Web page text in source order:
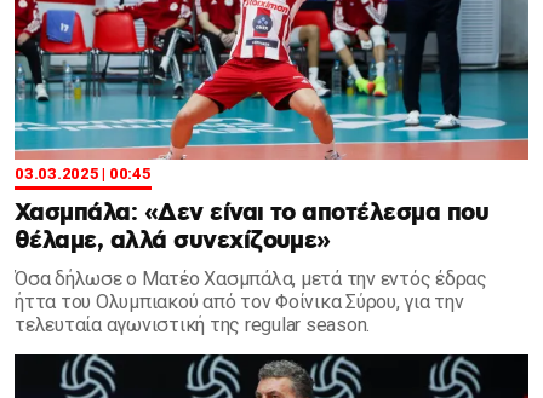
03.03.2025 | 00:45
Χασμπάλα: «Δεν είναι το αποτέλεσμα που
θέλαμε, αλλά συνεχίζουμε»
Όσα δήλωσε ο Ματέο Χασμπάλα, μετά την εντός έδρας
ήττα του Ολυμπιακού από τον Φοίνικα Σύρου, για την
τελευταία αγωνιστική της regular season.